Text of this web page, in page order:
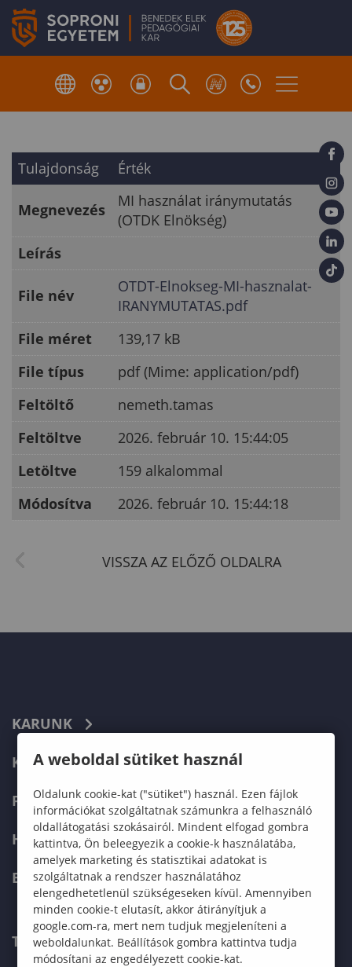
Tulajdonság Érték
Megnevezés
MI használat iránymutatás
(OTDK Elnökség)
Leírás
File név
OTDT-Elnokseg-MI-hasznalat-
IRANYMUTATAS.pdf
File méret
139,17 kB
File típus
pdf (Mime: application/pdf)
Feltöltő
nemeth.tamas
Feltöltve
2026. február 10. 15:44:05
Letöltve
159 alkalommal
Módosítva
2026. február 10. 15:44:18
KARUNK
KÉPZÉSEK
FELVÉTELIZŐKNEK
HALLGATÓKNAK
ERASMUS+
TELEFONKÖNYV
A weboldal sütiket használ
Oldalunk cookie-kat ("sütiket") használ. Ezen fájlok
információkat szolgáltatnak számunkra a felhasználó
oldallátogatási szokásairól. Mindent elfogad gombra
kattintva, Ön beleegyezik a cookie-k használatába,
amelyek marketing és statisztikai adatokat is
szolgáltatnak a rendszer használatához
elengedhetetlenül szükségeseken kívül. Amennyiben
minden cookie-t elutasít, akkor átirányítjuk a
google.com-ra, mert nem tudjuk megjeleníteni a
weboldalunkat. Beállítások gombra kattintva tudja
módosítani az engedélyezett cookie-kat.